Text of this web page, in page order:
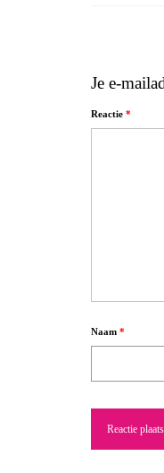
Je e-
Reactie *
Naam *